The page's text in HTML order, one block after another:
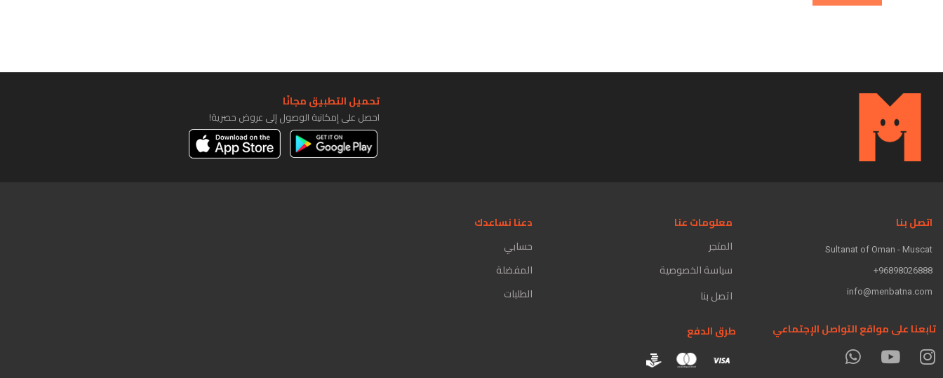
تحميل التطبيق مجانًا
احصل على إمكانية الوصول إلى عروض حصرية!
اتصل بنا
Sultanat of Oman - Muscat
96898026888+
info@menbatna.com
معلومات عنا
المتجر
سياسة الخصوصية
اتصل بنا
دعنا نساعدك
حسابي
المفضلة
الطلبات
تابعنا على مواقع التواصل الإجتماعي
طرق الدفع